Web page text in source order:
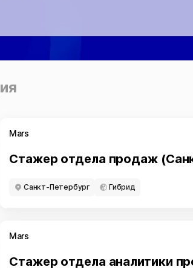
Mars
Стажер отдела продаж
Санкт-Петербург Гибрид
Mars
Стажер отдела аналитики